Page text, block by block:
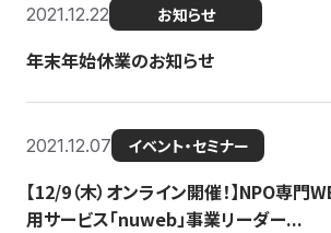
2021.12.22 お知らせ
年末年始休業のお知らせ
2021.12.07 イベント・セミナー
【12/9（木）オンライン開催！】NPO専門
用サービス「nuweb」事業リーダー...